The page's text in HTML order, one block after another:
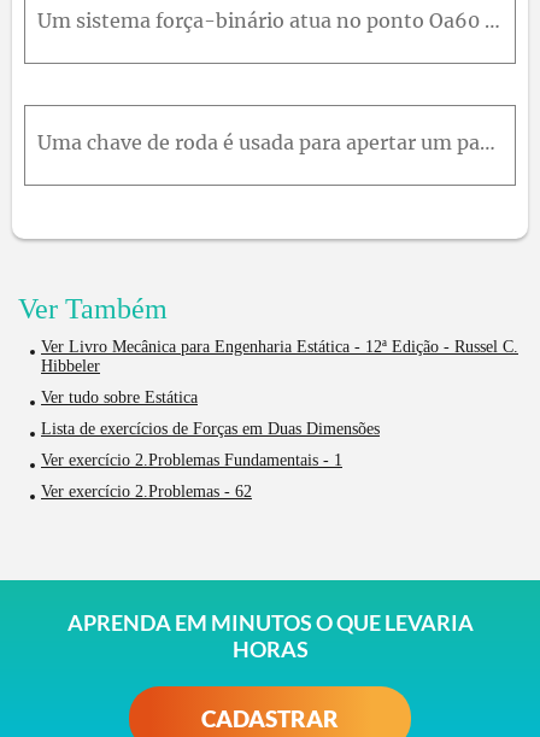
Um sistema força-binário atua no ponto Oa60 ° do setor circular. Determine o módulo da força F se o sistema dado pode ser substituído por uma força autônoma na extremidade A do setor.
Uma chave de roda é usada para apertar um parafuso de cabeça quadrada. Se forças de 250N forem aplicadas à chave, como mostrado, determine o módulo F das forças iguais exercidas nos quatro pontos de c
Ver Também
Ver Livro Mecânica para Engenharia Estática - 12ª Edição - Russel C.
Hibbeler
Ver tudo sobre Estática
Lista de exercícios de Forças em Duas Dimensões
Ver exercício 2.Problemas Fundamentais - 1
Ver exercício 2.Problemas - 62
APRENDA EM MINUTOS O QUE LEVARIA
HORAS
CADASTRAR